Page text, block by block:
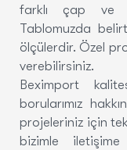
farklı çap ve et
Tablomuzda
ölçülerdir. Özel
verebilirsiniz.
Beximport
borularımız
projeleriniz için
bizimle